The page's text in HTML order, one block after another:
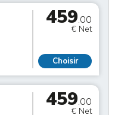
459.00
€ Net
Choisir
459.00
€ Net